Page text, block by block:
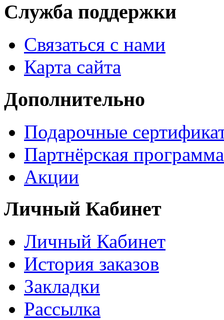
Служба поддержки
Связаться с нами
Карта сайта
Дополнительно
Подарочные
Партнёрская программа
Акции
Личный Кабинет
Личный Кабинет
История заказов
Закладки
Рассылка